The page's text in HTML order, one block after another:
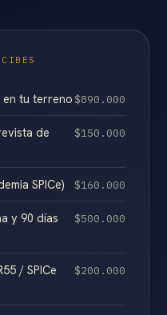
en tu terreno$890.000
de
$150.000
SPICe) $160.000
y 90 días
$500.000
/ SPICe
$200.000